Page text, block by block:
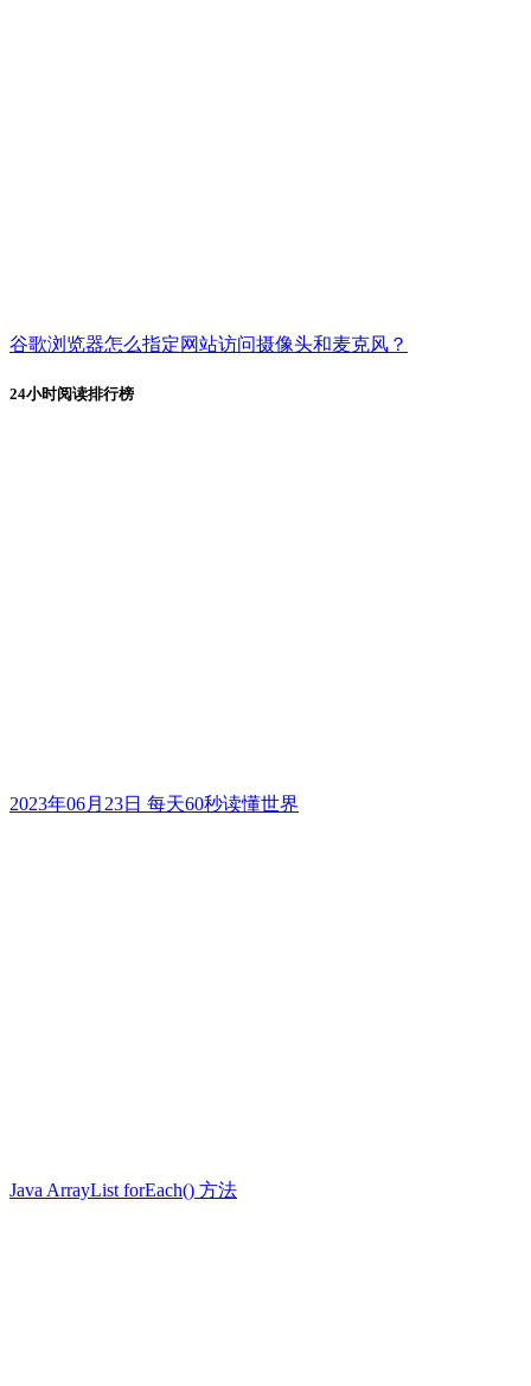
谷歌浏览器怎么指定网站访问摄像头和麦克风？
24小时阅读排行榜
2023年06月23日 每天60秒读懂世界
Java ArrayList forEach() 方法